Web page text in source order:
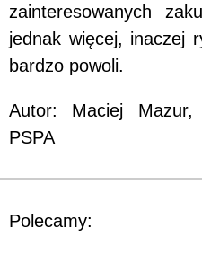
zainteresowanych
jednak więcej, inaczej
bardzo powoli.
Autor: Maciej Mazur,
PSPA
Polecamy: